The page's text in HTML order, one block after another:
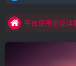
平台使用协议详